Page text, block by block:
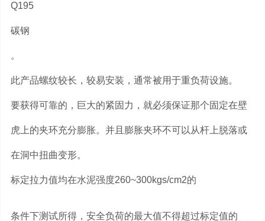
Q195
碳钢
。
此产品螺纹较长，较易安装，通常被用于重负荷设施。
要获得可靠的，巨大的紧固力，就必须保证那个固定在壁
虎上的夹环充分膨胀。并且膨胀夹环不可以从杆上脱落或
在洞中扭曲变形。
标定拉力值均在水泥强度260~300kgs/cm2的
条件下测试所得，安全负荷的最大值不得超过标定值的